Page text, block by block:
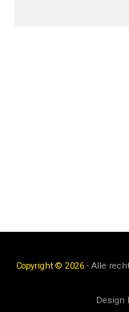
Copyright © 2026 - Alle
Design